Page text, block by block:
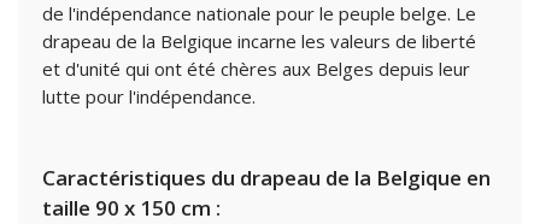
de l'indépendance nationale pour le peuple belge. Le
drapeau de la Belgique incarne les valeurs de liberté
et d'unité qui ont été chères aux Belges depuis leur
lutte pour l'indépendance.
Caractéristiques du drapeau de la Belgique en
taille 90 x 150 cm :